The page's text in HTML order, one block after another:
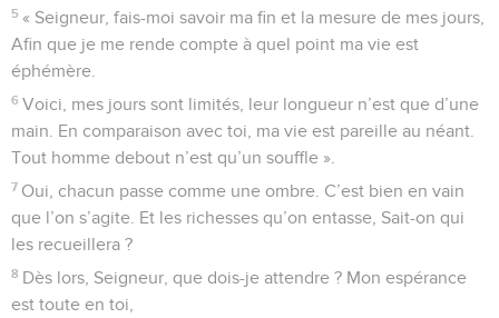
5 « Seigneur, fais-moi savoir ma fin et la mesure de mes jours,
Afin que je me rende compte à quel point ma vie est
éphémère.
6 Voici, mes jours sont limités, leur longueur n’est que d’une
main. En comparaison avec toi, ma vie est pareille au néant.
Tout homme debout n’est qu’un souffle ».
7 Oui, chacun passe comme une ombre. C’est bien en vain
que l’on s’agite. Et les richesses qu’on entasse, Sait-on qui
les recueillera ?
8 Dès lors, Seigneur, que dois-je attendre ? Mon espérance
est toute en toi,